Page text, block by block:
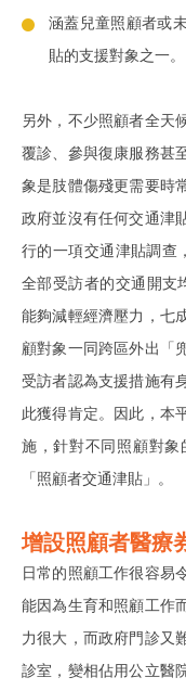
涵蓋兒童照顧者或
貼的支援對象之一。
另外，不少照顧者全天
覆診、參與復康服務甚
象是肢體傷殘更需要時
政府並沒有任何交通津
行的一項交通津貼調查
全部受訪者的交通開支
能夠減輕經濟壓力，七
顧對象一同跨區外出「
受訪者認為支援措施有
此獲得肯定。因此，本
施，針對不同照顧對
「照顧者交通津貼」。
增設照顧者醫療
日常的照顧工作很容易
能因為生育和照顧工作
力很大，而政府門診又
診室，變相佔用公立醫